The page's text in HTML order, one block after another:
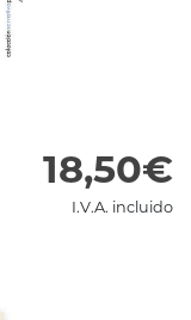
18,50€
I.V.A. incluido